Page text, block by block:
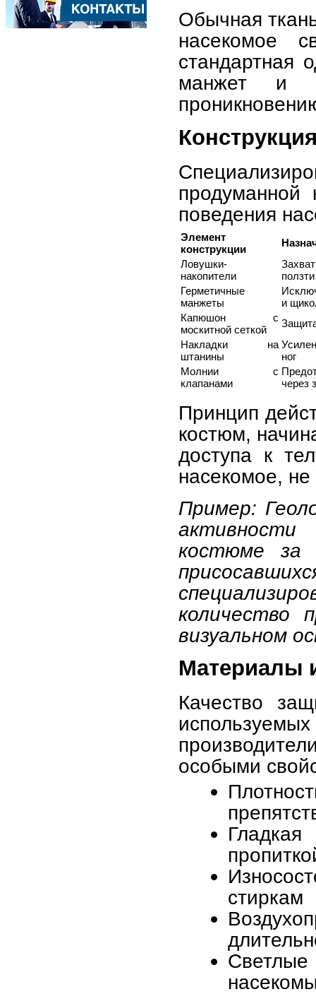
Обычная
насекомое
стандартная
манжет и
продуманной
поведения
Элемент
конструкции
Ловушки-
накопители
Герметичные
манжеты
и
Капюшон с
москитной сеткой
Накладки на
штанины
ног
Молнии с
клапанами
через
Принцип
костюм,
доступа к
насекомое,
Пример:
костюме за
количество
визуальном
Материалы
Качество
особыми
стиркам
Светлые